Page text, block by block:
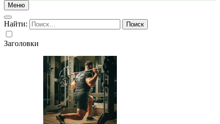
Меню
Найти:
Заголовки